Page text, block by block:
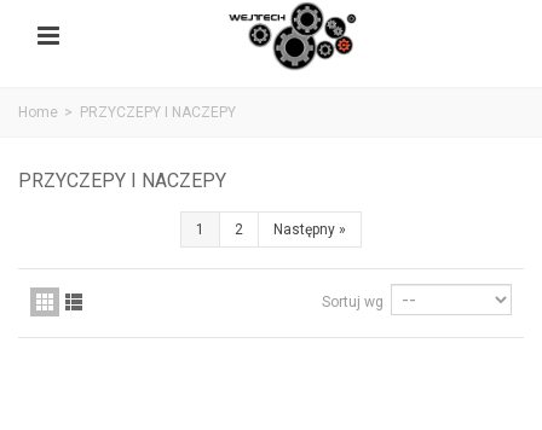
Home > PRZYCZEPY I NACZEPY
PRZYCZEPY I NACZEPY
1 2 Następny»
Sortuj wg